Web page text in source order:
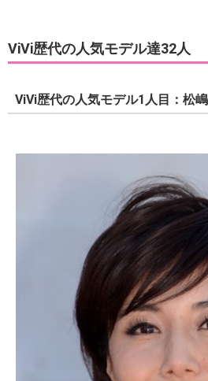
ViVi歴代の人気モデル達32人
ViVi歴代の人気モデル1人目：松